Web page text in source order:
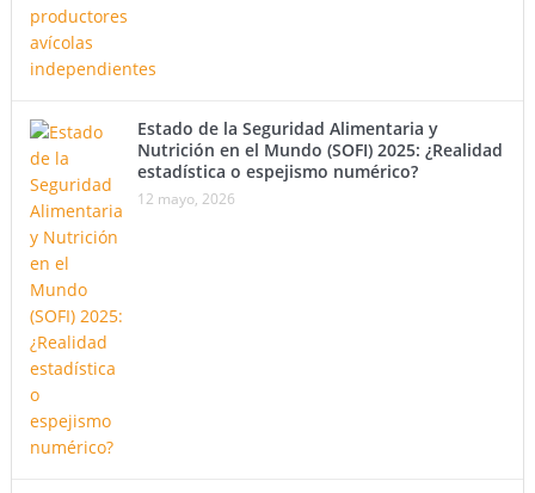
Estado de la Seguridad Alimentaria y
Nutrición en el Mundo (SOFI) 2025: ¿Realidad
estadística o espejismo numérico?
12 mayo, 2026